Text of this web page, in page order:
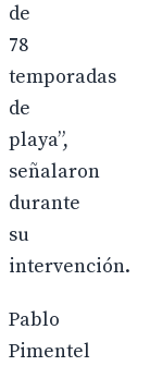
de
78
temporadas
de
playa”,
señalaron
durante
su
intervención.
Pablo
Pimentel